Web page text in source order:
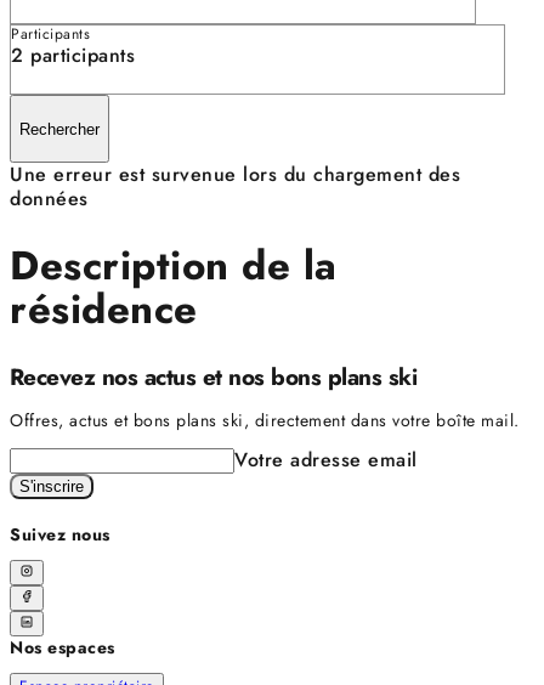
Participants
2 participants
Rechercher
Une erreur est survenue lors du chargement des
données
Description de la
résidence
Recevez nos actus et nos bons plans ski
Offres, actus et bons plans ski, directement dans votre boîte mail.
Votre adresse email
S'inscrire
Suivez nous
Nos espaces